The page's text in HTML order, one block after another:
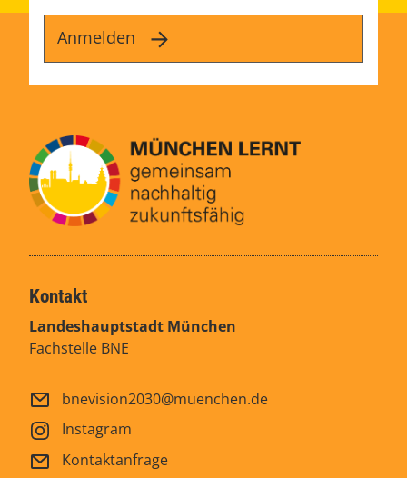
Anmelden
Kontakt
Landeshauptstadt München
Fachstelle BNE
bnevision2030@muenchen.de
Instagram
Kontaktanfrage